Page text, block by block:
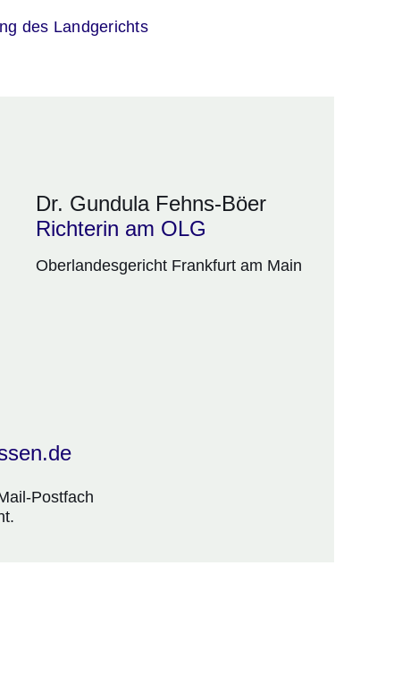
des Landgerichts
Dr. Gundula Fehns-Böer
Richterin am OLG
Oberlandesgericht Frankfurt am Main
Postfach